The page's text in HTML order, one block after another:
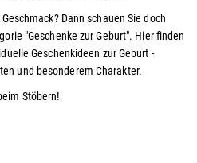
Dann schauen Sie doch
"Geschenke zur Geburt". Hier finden
Geschenkideen zur Geburt -
und besonderem Charakter.
Stöbern!